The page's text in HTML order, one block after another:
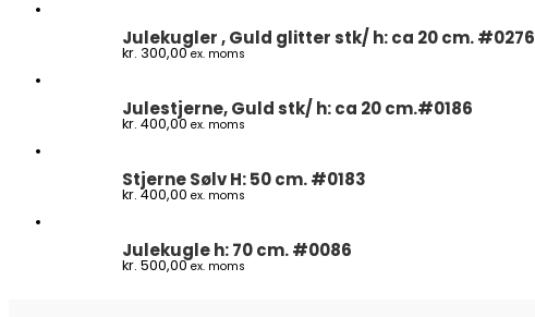
Julekugler , Guld glitter stk/ h: ca 20 cm. #0276
kr. 300,00 ex. moms
Julestjerne, Guld stk/ h: ca 20 cm.#0186
kr. 400,00 ex. moms
Stjerne Sølv H: 50 cm. #0183
kr. 400,00 ex. moms
Julekugle h: 70 cm. #0086
kr. 500,00 ex. moms